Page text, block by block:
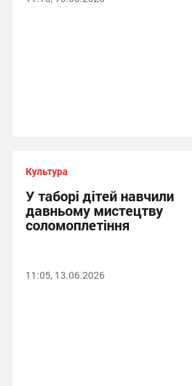
Культура
У таборі дітей навчили
давньому мистецтву
соломоплетіння
11:05, 13.06.2026